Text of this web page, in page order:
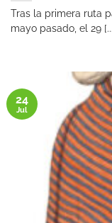
Tras la primera ruta
mayo pasado, el 29
24
Jul